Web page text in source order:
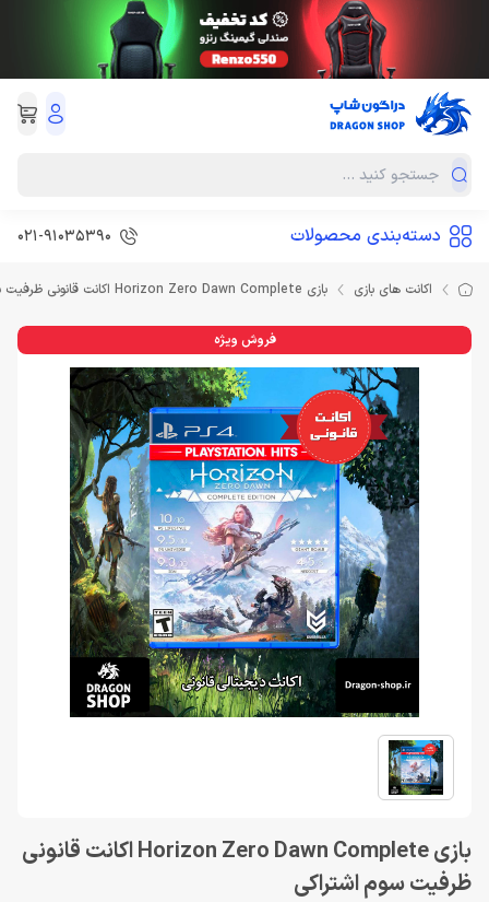
دسته‌بندی محصولات 021-91035390
اکانت های بازی بازی Horizon Zero Dawn Complete اکانت قانونی ظرفیت سوم اشتراکی
فروش ویژه
بازی Horizon Zero Dawn Complete اکانت قانونی
ظرفیت سوم اشتراکی